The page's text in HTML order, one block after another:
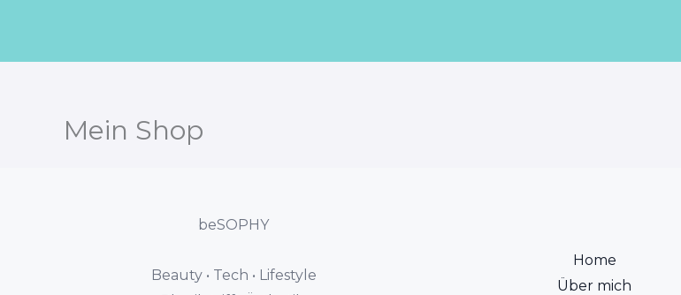
springen
Mein Shop
beSOPHY
Beauty • Tech • Lifestyle
Home
Über mich